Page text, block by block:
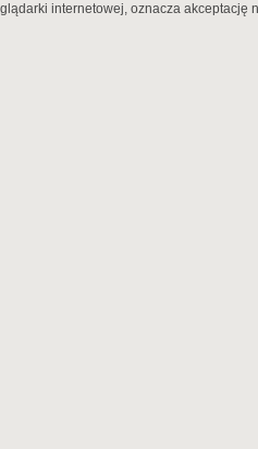
internetowej, oznacza akceptację